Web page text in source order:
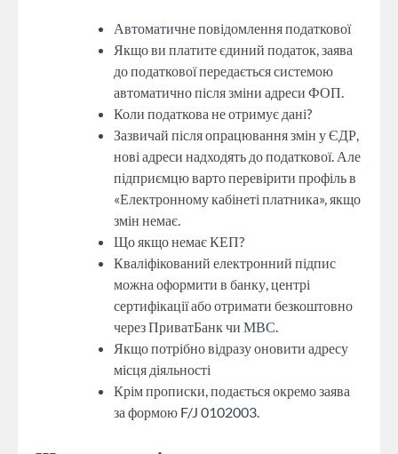
Автоматичне повідомлення податкової
Якщо ви платите єдиний податок, заява
до податкової передається системою
автоматично після зміни адреси ФОП.
Коли податкова не отримує дані?
Зазвичай після опрацювання змін у ЄДР,
нові адреси надходять до податкової. Але
підприємцю варто перевірити профіль в
«Електронному кабінеті платника», якщо
змін немає.
Що якщо немає КЕП?
Кваліфікований електронний підпис
можна оформити в банку, центрі
сертифікації або отримати безкоштовно
через ПриватБанк чи МВС.
Якщо потрібно відразу оновити адресу
місця діяльності
Крім прописки, подається окремо заява
за формою F/J 0102003.